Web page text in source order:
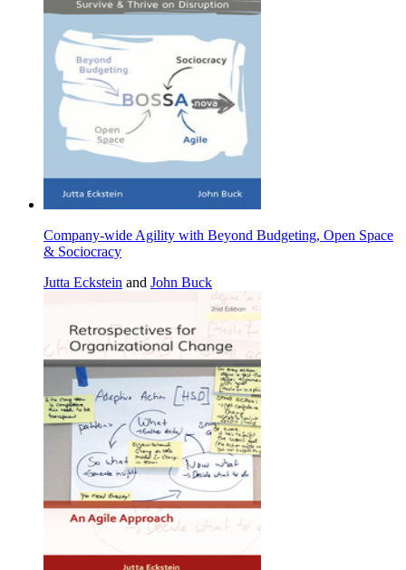
Company-wide Agility with Beyond Budgeting, Open Space
& Sociocracy
Jutta Eckstein and John Buck